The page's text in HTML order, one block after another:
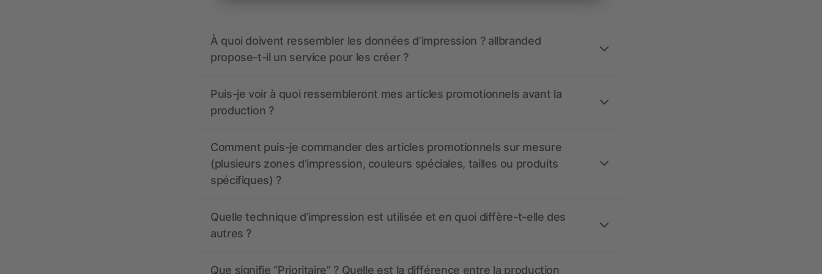
À quoi doivent ressembler les données d’impression ? allbranded
propose-t-il un service pour les créer ?
Puis-je voir à quoi ressembleront mes articles promotionnels avant la
production ?
Comment puis-je commander des articles promotionnels sur mesure
(plusieurs zones d’impression, couleurs spéciales, tailles ou produits
spécifiques) ?
Quelle technique d’impression est utilisée et en quoi diffère-t-elle des
autres ?
Que signifie “Prioritaire” ? Quelle est la différence entre la production